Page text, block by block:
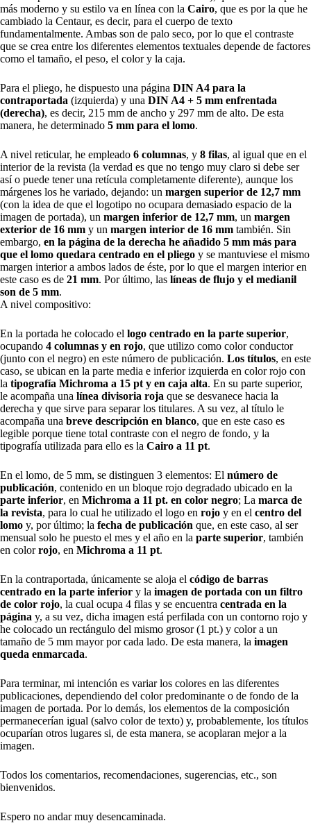
más moderno y su estilo va en línea con la Cairo, que es por la que he
cambiado la Centaur, es decir, para el cuerpo de texto
fundamentalmente. Ambas son de palo seco, por lo que el contraste
que se crea entre los diferentes elementos textuales depende de factores
como el tamaño, el peso, el color y la caja.
Para el pliego, he dispuesto una página DIN A4 para la
contraportada (izquierda) y una DIN A4 + 5 mm enfrentada
(derecha), es decir, 215 mm de ancho y 297 mm de alto. De esta
manera, he determinado 5 mm para el lomo.
A nivel reticular, he empleado 6 columnas, y 8 filas, al igual que en el
interior de la revista (la verdad es que no tengo muy claro si debe ser
así o puede tener una retícula completamente diferente), aunque los
márgenes los he variado, dejando: un margen superior de 12,7 mm
(con la idea de que el logotipo no ocupara demasiado espacio de la
imagen de portada), un margen inferior de 12,7 mm, un margen
exterior de 16 mm y un margen interior de 16 mm también. Sin
embargo, en la página de la derecha he añadido 5 mm más para
que el lomo quedara centrado en el pliego y se mantuviese el mismo
margen interior a ambos lados de éste, por lo que el margen interior en
este caso es de 21 mm. Por último, las líneas de flujo y el medianil
son de 5 mm.
A nivel compositivo:
En la portada he colocado el logo centrado en la parte superior,
ocupando 4 columnas y en rojo, que utilizo como color conductor
(junto con el negro) en este número de publicación. Los títulos, en este
caso, se ubican en la parte media e inferior izquierda en color rojo con
la tipografía Michroma a 15 pt y en caja alta. En su parte superior,
le acompaña una línea divisoria roja que se desvanece hacia la
derecha y que sirve para separar los titulares. A su vez, al título le
acompaña una breve descripción en blanco, que en este caso es
legible porque tiene total contraste con el negro de fondo, y la
tipografía utilizada para ello es la Cairo a 11 pt.
En el lomo, de 5 mm, se distinguen 3 elementos: El número de
publicación, contenido en un bloque rojo degradado ubicado en la
parte inferior, en Michroma a 11 pt. en color negro; La marca de
la revista, para lo cual he utilizado el logo en rojo y en el centro del
lomo y, por último; la fecha de publicación que, en este caso, al ser
mensual solo he puesto el mes y el año en la parte superior, también
en colorrojo, en Michroma a 11 pt.
En la contraportada, únicamente se aloja el código de barras
centrado en la parte inferior y la imagen de portada con un filtro
de color rojo, la cual ocupa 4 filas y se encuentra centrada en la
página y, a su vez, dicha imagen está perfilada con un contorno rojo y
he colocado un rectángulo del mismo grosor (1 pt.) y color a un
tamaño de 5 mm mayor por cada lado. De esta manera, la imagen
queda enmarcada.
Para terminar, mi intención es variar los colores en las diferentes
publicaciones, dependiendo del color predominante o de fondo de la
imagen de portada. Por lo demás, los elementos de la composición
permanecerían igual (salvo color de texto) y, probablemente, los títulos
ocuparían otros lugares si, de esta manera, se acoplaran mejor a la
imagen.
Todos los comentarios, recomendaciones, sugerencias, etc., son
bienvenidos.
Espero no andar muy desencaminada.